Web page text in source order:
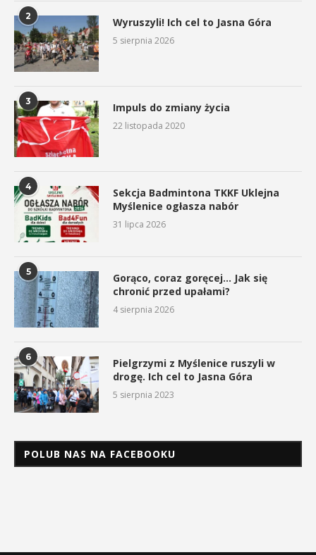
2 Wyruszyli! Ich cel to Jasna Góra
5 sierpnia 2026
3 Impuls do zmiany życia
22 listopada 2020
4
Sekcja Badmintona TKKF Uklejna
Myślenice ogłasza nabór
31 lipca 2026
5
Gorąco, coraz goręcej… Jak się
chronić przed upałami?
4 sierpnia 2026
6
Pielgrzymi z Myślenice ruszyli w
drogę. Ich cel to Jasna Góra
5 sierpnia 2023
POLUB NAS NA FACEBOOKU